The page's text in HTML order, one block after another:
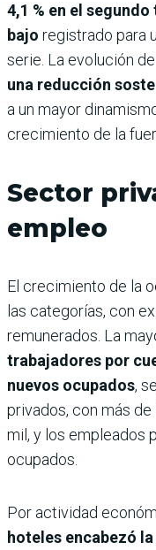
4,1 % en el
bajo registrado para
serie. La evolución
una reducción
a un mayor
crecimiento de la
Sector
empleo
El crecimiento de la
las categorías, con
remunerados. La
trabajadores por
nuevos ocupados,
privados, con más
mil, y los empleados
ocupados.
Por actividad
hoteles encabezó